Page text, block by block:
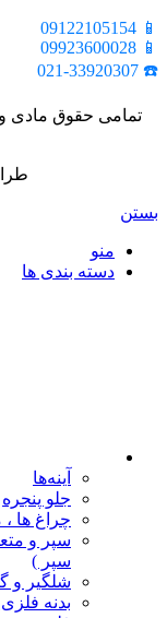
📱 09122105154
📱 09923600028
☎️ 021-33920307
تمامی حقوق مادی
بستن
منو
دسته بندی ها
آینه‌ها
جلو پنجره
چراغ‌ ها
سپر و
سپر )
شلگیر و
بدنه